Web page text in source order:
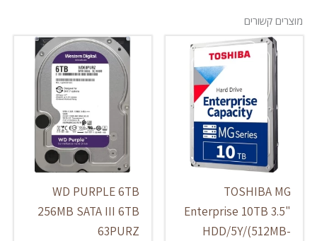
מוצרים קשורים
TOSHIBA MG
Enterprise 10TB 3.5"
HDD/5Y/(512MB-
WD PURPLE 6TB
256MB SATA III 6TB
63PURZ